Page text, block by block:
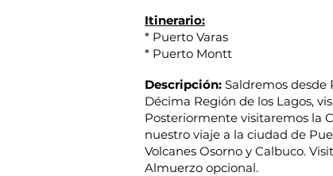
Itinerario:
* Puerto Varas
* Puerto Montt
Descripción: Saldremos desde
Décima Región de los Lagos,
Posteriormente visitaremos la
nuestro viaje a la ciudad de
Volcanes Osorno y Calbuco.
Almuerzo opcional.